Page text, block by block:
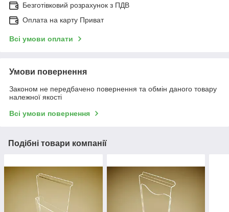
Безготівковий розрахунок з ПДВ
Оплата на карту Приват
Всі умови оплати
Умови повернення
Законом не передбачено повернення та обмін даного товару
належної якості
Всі умови повернення
Подібні товари компанії